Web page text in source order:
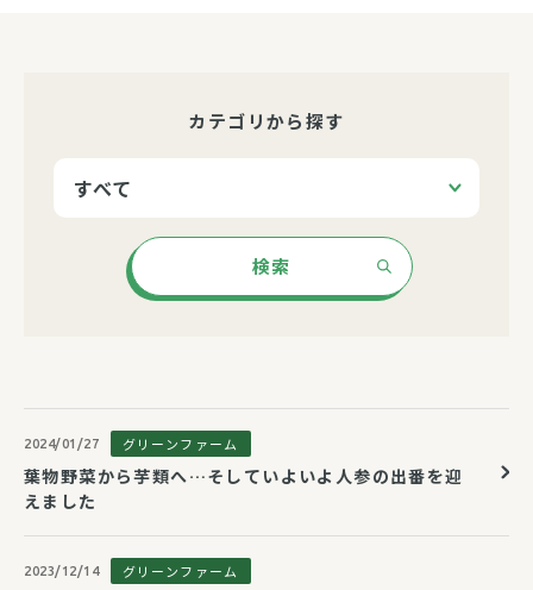
カテゴリから探す
検索
2024/01/27 グリーンファーム
葉物野菜から芋類へ…そしていよいよ人参の出番を迎
えました
2023/12/14 グリーンファーム